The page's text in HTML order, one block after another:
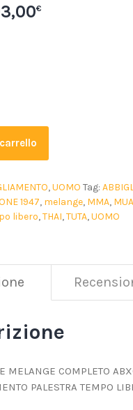
€
,UOMO Tag:
1947, melange, MMA,
libero,THAI,TUTA,UOMO
MELANGE COMPLETO
PALESTRA TEMPO